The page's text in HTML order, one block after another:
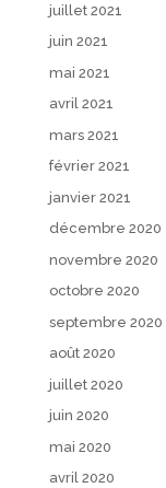
juillet 2021
juin 2021
mai 2021
avril 2021
mars 2021
février 2021
janvier 2021
décembre 2020
novembre 2020
octobre 2020
septembre 2020
août 2020
juillet 2020
juin 2020
mai 2020
avril 2020